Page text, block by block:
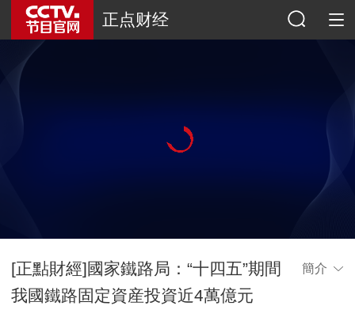
正点财经
[正點財經]國家鐵路局：“十四五”期間
我國鐵路固定資産投資近4萬億元
簡介